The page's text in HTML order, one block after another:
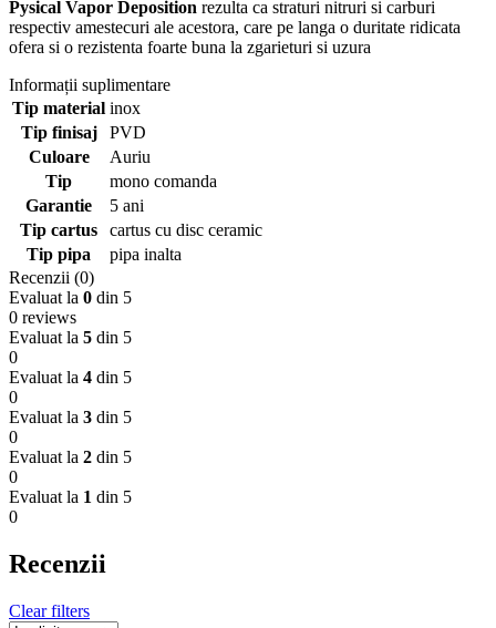
Pysical Vapor Deposition rezulta ca straturi nitruri si carburi
respectiv amestecuri ale acestora, care pe langa o duritate ridicata
ofera si o rezistenta foarte buna la zgarieturi si uzura
Informații suplimentare
Tip material inox
Tip finisaj
PVD
Culoare
Auriu
Tip
mono comanda
Garantie
5 ani
Tip cartus
cartus cu disc ceramic
Tip pipa
pipa inalta
Recenzii (0)
Evaluat la 0 din 5
0 reviews
Evaluat la 5 din 5
0
Evaluat la 4 din 5
0
Evaluat la 3 din 5
0
Evaluat la 2 din 5
0
Evaluat la 1 din 5
0
Recenzii
Clear filters